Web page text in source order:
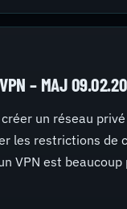
– MAJ
un réseau
les restrictions de
VPN est